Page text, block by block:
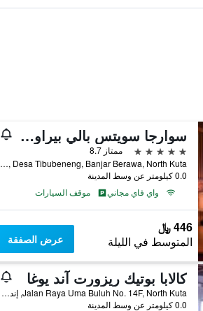
سوارجا سويتس بالي بيراوا، ماركلان كوليكشن
5 نجوم
ممتاز 8.7
Jalan Pemelisan Agung, Desa Tibubeneng, Banjar Berawa, North Kuta, إندونيسيا
0.0 كيلومتر عن وسط المدينة
واي فاي مجاني
موقف السيارات
446 ﷼
المتوسط في الليلة عرض الصفقة
كالابا بوتيك ريزورت آند يوغا
Jalan Raya Uma Buluh No. 14F, North Kuta, إندونيسيا
0.0 كيلومتر عن وسط المدينة